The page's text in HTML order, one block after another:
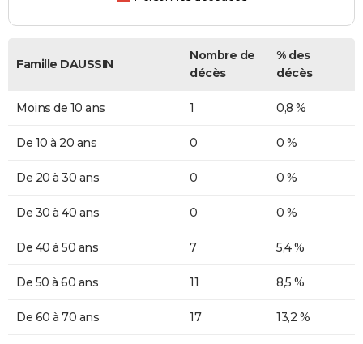
Famille DAUSSIN
Nombre de
décès
% des
décès
Moins de 10 ans 1 0,8 %
De 10 à 20 ans 0 0 %
De 20 à 30 ans 0 0 %
De 30 à 40 ans 0 0 %
De 40 à 50 ans 7 5,4 %
De 50 à 60 ans 11 8,5 %
De 60 à 70 ans 17 13,2 %